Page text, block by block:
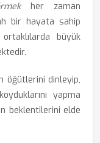
her zaman
bir hayata sahip
büyük
öğütlerini dinleyip,
yapma
beklentilerini elde